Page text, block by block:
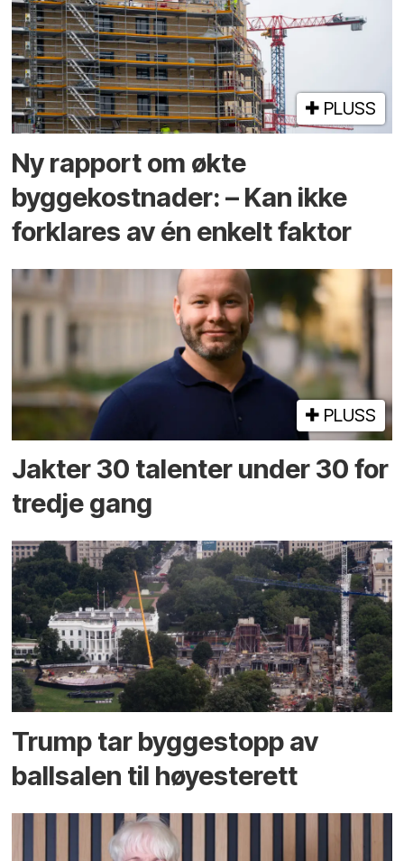
PLUSS
Ny rapport om økte
byggekostnader: – Kan ikke
forklares av én enkelt faktor
PLUSS
Jakter 30 talenter under 30 for
tredje gang
Trump tar byggestopp av
ballsalen til høyesterett